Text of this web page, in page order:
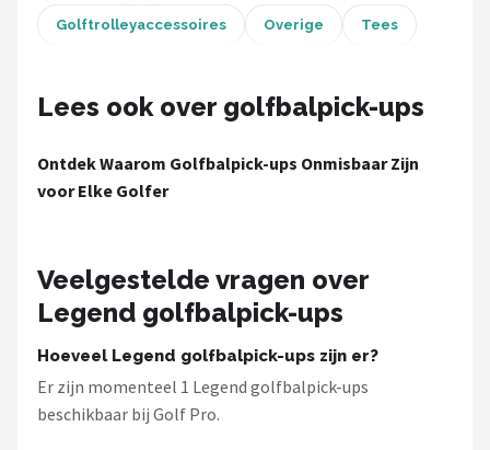
Skymax
Callaway
FastFold
Alle merken →
Golftrolleyaccessoires Overige Tees
Lees ook over golfbalpick-ups
Ontdek Waarom Golfbalpick-ups Onmisbaar Zijn
voor Elke Golfer
Veelgestelde vragen over
Legend golfbalpick-ups
Hoeveel Legend golfbalpick-ups zijn er?
Er zijn momenteel 1 Legend golfbalpick-ups
beschikbaar bij Golf Pro.